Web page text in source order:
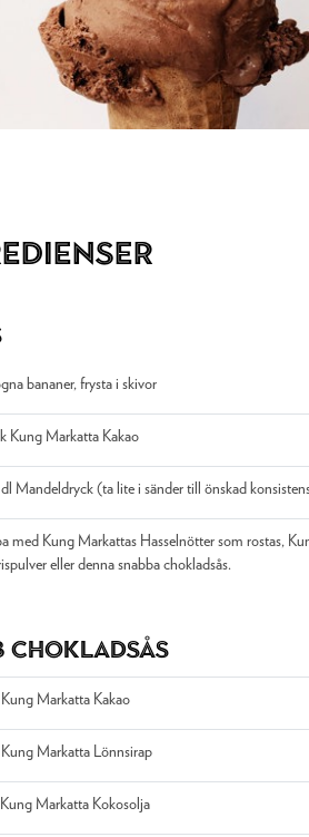
bananer, frysta i skivor
Kung Markatta Kakao
Mandeldryck (ta lite i sänder till önskad
med Kung Markattas Hasselnötter som rostas,
eller denna snabba chokladsås.
Chokladsås
Markatta Kakao
Kung Markatta Lönnsirap
Markatta Kokosolja